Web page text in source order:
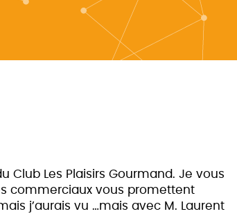
Club Les Plaisirs Gourmand. Je vous
commerciaux vous promettent
j’aurais vu …mais avec M. Laurent